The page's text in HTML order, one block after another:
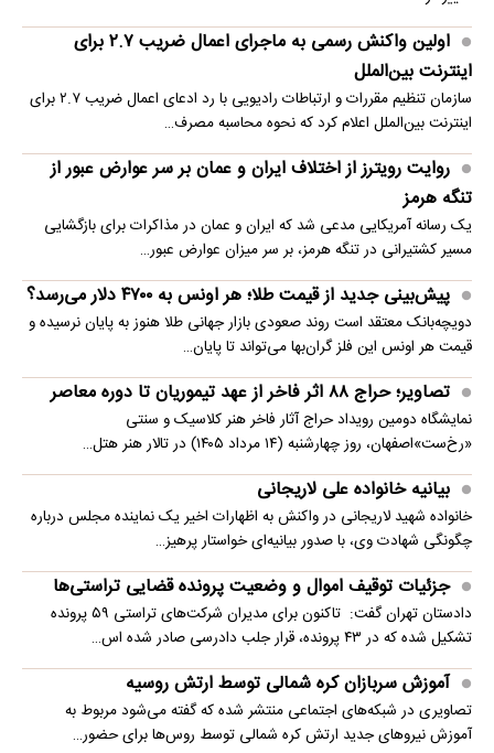
اولین واکنش رسمی به ماجرای اعمال ضریب ۲.۷ برای
اینترنت بین‌الملل
سازمان تنظیم مقررات و ارتباطات رادیویی با رد ادعای اعمال ضریب ۲.۷ برای
اینترنت بین‌الملل اعلام کرد که نحوه محاسبه مصرف…
روایت رویترز از اختلاف ایران و عمان بر سر عوارض عبور از
تنگه هرمز
یک رسانه آمریکایی مدعی شد که ایران و عمان در مذاکرات برای بازگشایی
مسیر کشتیرانی در تنگه هرمز، بر سر میزان عوارض عبور…
پیش‌بینی جدید از قیمت طلا؛ هر اونس به ۴۷۰۰ دلار می‌رسد؟
دویچه‌بانک معتقد است روند صعودی بازار جهانی طلا هنوز به پایان نرسیده و
قیمت هر اونس این فلز گران‌بها می‌تواند تا پایان…
تصاویر؛ حراج ۸۸ اثر فاخر از عهد تیموریان تا دوره معاصر
نمایشگاه دومین رویداد حراج آثار فاخر هنر کلاسیک و سنتی
«رخ‌ست»اصفهان، روز چهارشنبه (۱۴ مرداد ۱۴۰۵) در تالار هنر هتل…
بیانیه خانواده علی لاریجانی
خانواده شهید لاریجانی در واکنش به اظهارات اخیر یک نماینده مجلس درباره
چگونگی شهادت وی، با صدور بیانیه‌ای خواستار پرهیز…
جزئیات توقیف اموال و وضعیت پرونده قضایی تراستی‌ها
دادستان تهران گفت: تاکنون برای مدیران شرکت‌های تراستی ۵۹ پرونده
تشکیل شده که در ۴۳ پرونده، قرار جلب دادرسی صادر شده اس…
آموزش سربازان کره شمالی توسط ارتش روسیه
تصاویری در شبکه‌های اجتماعی منتشر شده که گفته می‌شود مربوط به
آموزش نیروهای جدید ارتش کره شمالی توسط روس‌ها برای حضور…